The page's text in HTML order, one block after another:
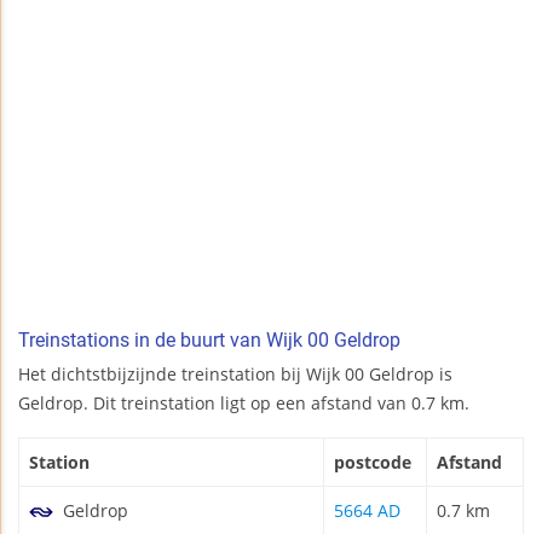
Treinstations in de buurt van Wijk 00 Geldrop
Het dichtstbijzijnde treinstation bij Wijk 00 Geldrop is
Geldrop. Dit treinstation ligt op een afstand van 0.7 km.
Station postcode Afstand
Geldrop 5664 AD 0.7 km